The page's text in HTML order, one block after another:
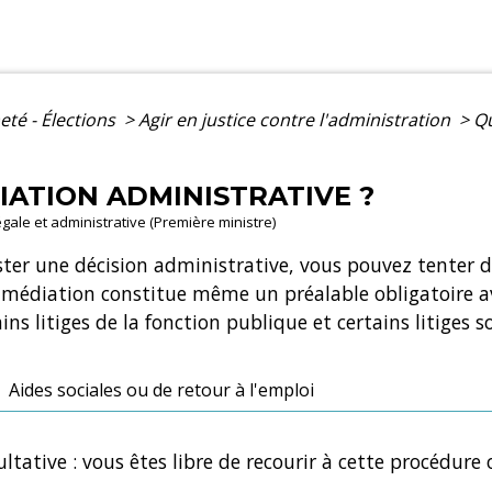
- Élections >Agir en justice contre l'administration >
ADMINISTRATIVE ?
et administrative (Première ministre)
une décision administrative, vous pouvez tenter
constitue même un préalable obligatoire
litiges de la fonction publique et certains litiges
Aides sociales ou de retour à l'emploi
: vous êtes libre de recourir à cette procédure